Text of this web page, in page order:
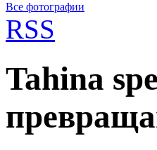
Все фотографии
RSS
Tahina